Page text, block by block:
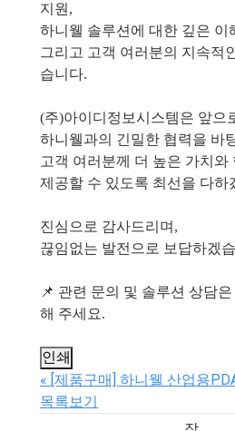
지원,
하니웰 솔루션에 대한 깊은 이
그리고 고객 여러분의 지속적
습니다.
(주)아이디정보시스템은 앞으
하니웰과의 긴밀한 협력을 바
고객 여러분께 더 높은 가치와
제공할 수 있도록 최선을 다하
진심으로 감사드리며,
끊임없는 발전으로 보답하겠
📌 관련 문의 및 솔루션 상담
해 주세요.
인쇄
« [제품구매] 하니웰 산업용
목록보기